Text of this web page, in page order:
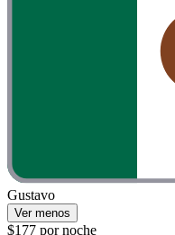
Gustavo
Ver menos
$177 por noche